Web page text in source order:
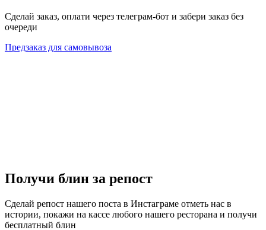
Сделай заказ, оплати через телеграм-бот и забери заказ без
очереди
Предзаказ для самовывоза
Получи блин за репост
Сделай репост нашего поста в Инстаграме отметь нас в
истории, покажи на кассе любого нашего ресторана и получи
бесплатный блин